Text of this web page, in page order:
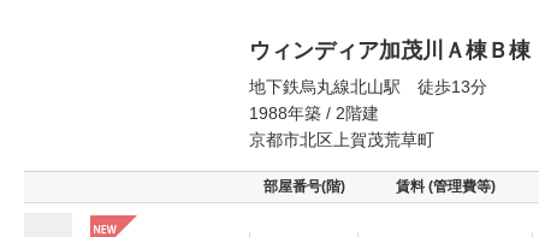
ウィンディア加茂川Ａ棟Ｂ棟
地下鉄烏丸線北山駅 徒歩13分
1988年築 / 2階建
京都市北区上賀茂荒草町
部屋番号(階) 賃料 (管理費等)